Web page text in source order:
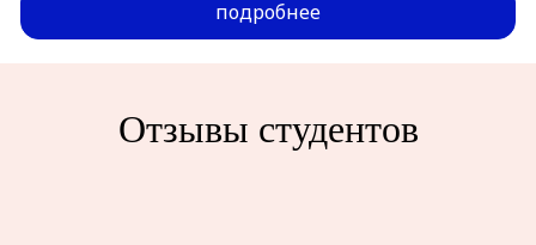
подробнее
Отзывы студентов